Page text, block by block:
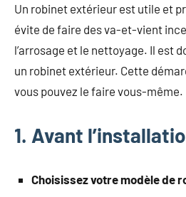
Un robinet extérieur est utile et
évite de faire des va-et-vient
l’arrosage et le nettoyage. Il est
un robinet extérieur. Cette
vous pouvez le faire vous-même.
1. Avant
Choisissez votre modèle de